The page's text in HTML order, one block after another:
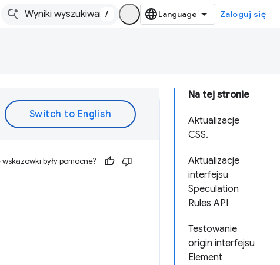
/ Zaloguj się
Na tej stronie
Aktualizacje
CSS.
Aktualizacje
interfejsu
Speculation
Rules API
Testowanie
origin interfejsu
Element
były pomocne?